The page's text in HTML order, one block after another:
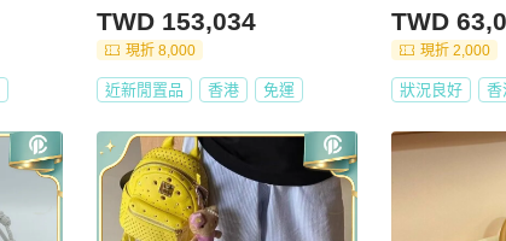
TWD 153,034
現折 8,000
近新閒置品 香港 免運
TWD
現折 2,000
狀況良好 香